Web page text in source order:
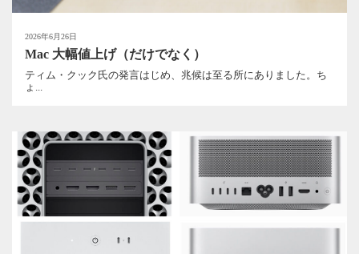
2026年6月26日
Mac 大幅値上げ（だけでなく）
ティム・クック氏の発言はじめ、兆候は至る所にありました。ち
ょ...